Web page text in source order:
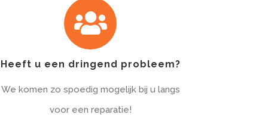
Heeft u een dringend probleem?
We komen zo spoedig mogelijk bij u langs
voor een reparatie!